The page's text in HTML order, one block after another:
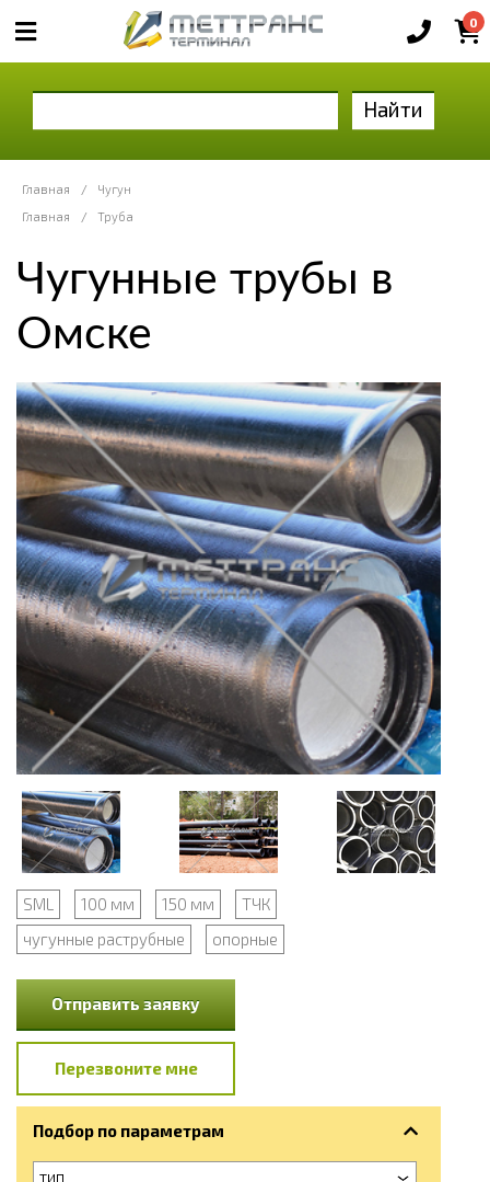
0
Найти
Главная /
Чугун
Главная
/ Труба
Чугунные трубы в
Омске
SML 100 мм 150 мм
ТЧК
чугунные раструбные
опорные
Отправить заявку
Перезвоните мне
Подбор по параметрам
тип